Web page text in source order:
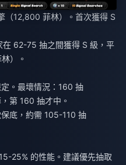
（12,800 菲林）。首次獲得 S
62-75 抽之間獲得 S 級，平
）。
。最壞情況：160 抽
第 160 抽才中。
底，約需 105-110 抽
25% 的性能。建議優先抽取